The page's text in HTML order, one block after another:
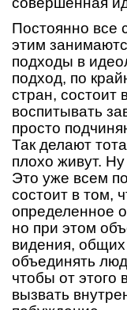
Постоянно все
этим
подходы в
подход, по
стран, состоит
воспитывать
просто
Так делают
плохо живут.
Это уже всем
состоит в том,
определенное
но при этом
видения,
объединять
чтобы от этого
вызвать